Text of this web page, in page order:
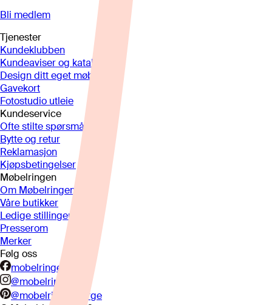
Bli medlem
Tjenester
Kundeklubben
Kundeaviser og kataloger
Design ditt eget møbel
Gavekort
Fotostudio utleie
Kundeservice
Ofte stilte spørsmål
Bytte og retur
Reklamasjon
Kjøpsbetingelser
Møbelringen
Om Møbelringen
Våre butikker
Ledige stillinger
Presserom
Merker
Følg oss
mobelringen.no
@mobelringen
@mobelringennorge